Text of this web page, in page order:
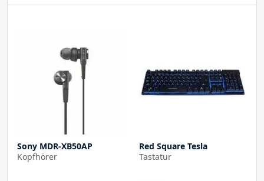
Sony MDR-XB50AP
Kopfhörer
Red Square Tesla
Tastatur